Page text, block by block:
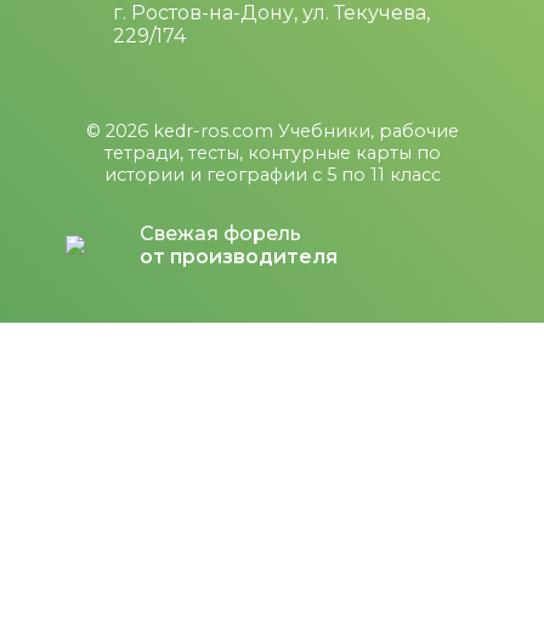
г. Ростов-на-Дону, ул. Текучева,
229/174
© 2026 kedr-ros.com Учебники, рабочие
тетради, тесты, контурные карты по
истории и географии с 5 по 11 класс
Свежая форель
от производителя